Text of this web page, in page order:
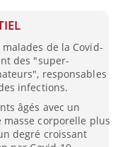
malades de la Covid-
des "super-
responsables
infections.
âgés avec un
masse corporelle plus
degré croissant